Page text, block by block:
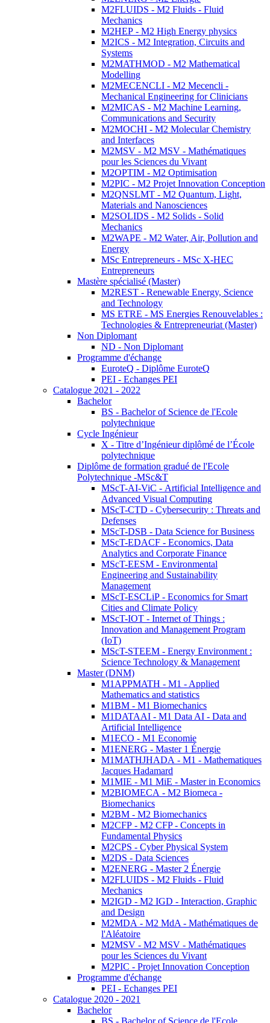
M2FLUIDS - M2 Fluids - Fluid
Mechanics
M2HEP - M2 High Energy physics
M2ICS - M2 Integration, Circuits and
Systems
M2MATHMOD - M2 Mathematical
Modelling
M2MECENCLI - M2 Mecencli -
Mechanical Engineering for Clinicians
M2MICAS - M2 Machine Learning,
Communications and Security
M2MOCHI - M2 Molecular Chemistry
and Interfaces
M2MSV - M2 MSV - Mathématiques
pour les Sciences du Vivant
M2OPTIM - M2 Optimisation
M2PIC - M2 Projet Innovation Conception
M2QNSLMT - M2 Quantum, Light,
Materials and Nanosciences
M2SOLIDS - M2 Solids - Solid
Mechanics
M2WAPE - M2 Water, Air, Pollution and
Energy
MSc Entrepreneurs - MSc X-HEC
Entrepreneurs
Mastère spécialisé (Master)
M2REST - Renewable Energy, Science
and Technology
MS ETRE - MS Energies Renouvelables :
Technologies & Entrepreneuriat (Master)
Non Diplomant
ND - Non Diplomant
Programme d'échange
EuroteQ - Diplôme EuroteQ
PEI - Echanges PEI
Catalogue 2021 - 2022
Bachelor
BS - Bachelor of Science de l'Ecole
polytechnique
Cycle Ingénieur
X - Titre d’Ingénieur diplômé de l’École
polytechnique
Diplôme de formation gradué de l'Ecole
Polytechnique -MSc&T
MScT-AI-ViC - Artificial Intelligence and
Advanced Visual Computing
MScT-CTD - Cybersecurity : Threats and
Defenses
MScT-DSB - Data Science for Business
MScT-EDACF - Economics, Data
Analytics and Corporate Finance
MScT-EESM - Environmental
Engineering and Sustainability
Management
MScT-ESCLiP - Economics for Smart
Cities and Climate Policy
MScT-IOT - Internet of Things :
Innovation and Management Program
(IoT)
MScT-STEEM - Energy Environment :
Science Technology & Management
Master (DNM)
M1APPMATH - M1 - Applied
Mathematics and statistics
M1BM - M1 Biomechanics
M1DATAAI - M1 Data AI - Data and
Artificial Intelligence
M1ECO - M1 Economie
M1ENERG - Master 1 Énergie
M1MATHJHADA - M1 - Mathematiques
Jacques Hadamard
M1MIE - M1 MiE - Master in Economics
M2BIOMECA - M2 Biomeca -
Biomechanics
M2BM - M2 Biomechanics
M2CFP - M2 CFP - Concepts in
Fundamental Physics
M2CPS - Cyber Physical System
M2DS - Data Sciences
M2ENERG - Master 2 Énergie
M2FLUIDS - M2 Fluids - Fluid
Mechanics
M2IGD - M2 IGD - Interaction, Graphic
and Design
M2MDA - M2 MdA - Mathématiques de
l'Aléatoire
M2MSV - M2 MSV - Mathématiques
pour les Sciences du Vivant
M2PIC - Projet Innovation Conception
Programme d'échange
PEI - Echanges PEI
Catalogue 2020 - 2021
Bachelor
BS - Bachelor of Science de l'Ecole